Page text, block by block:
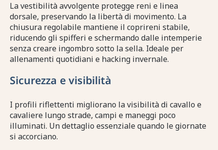
La vestibilità avvolgente protegge reni e linea
dorsale, preservando la libertà di movimento. La
chiusura regolabile mantiene il coprireni stabile,
riducendo gli spifferi e schermando dalle intemperie
senza creare ingombro sotto la sella. Ideale per
allenamenti quotidiani e hacking invernale.
Sicurezza e visibilità
I profili riflettenti migliorano la visibilità di cavallo e
cavaliere lungo strade, campi e maneggi poco
illuminati. Un dettaglio essenziale quando le giornate
si accorciano.